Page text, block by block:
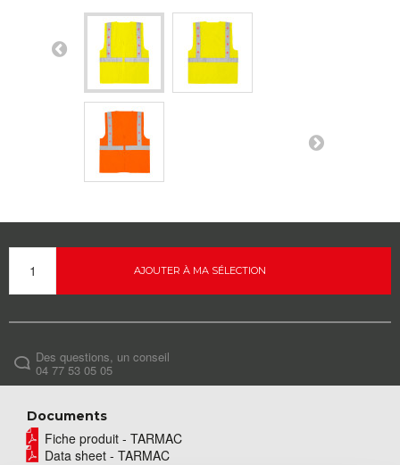
AJOUTER À MA SÉLECTION
Des questions, un conseil
04 77 53 05 05
Documents
Fiche produit - TARMAC
Data sheet - TARMAC